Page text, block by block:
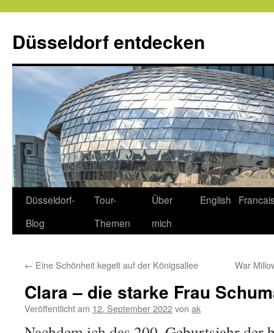
springen
Düsseldorf entdecken
Düsseldorf-
Blog
Tour-
Themen
Über
mich
English
← Eine Schönheit kegelt auf der Königsallee War
Clara – die starke Frau
Veröffentlicht am 12. September 2022von ak